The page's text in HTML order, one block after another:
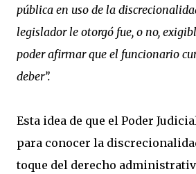
pública en uso de la
legislador le otorgó fue, o no,
poder afirmar que el funcionario
deber”.
Esta idea de que el Poder
para conocer la
toque del derecho